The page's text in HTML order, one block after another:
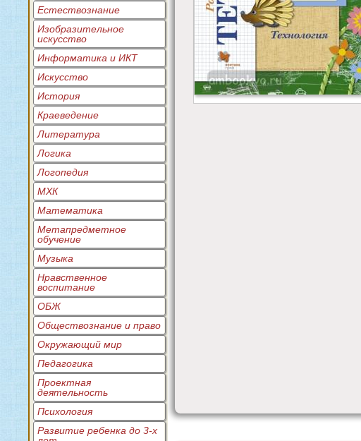
Естествознание
Изобразительное
искусство
Информатика и ИКТ
Искусство
История
Краеведение
Литература
Логика
Логопедия
МХК
Математика
Метапредметное
обучение
Музыка
Нравственное
воспитание
ОБЖ
Обществознание и право
Окружающий мир
Педагогика
Проектная
деятельность
Психология
Развитие ребенка до 3-х